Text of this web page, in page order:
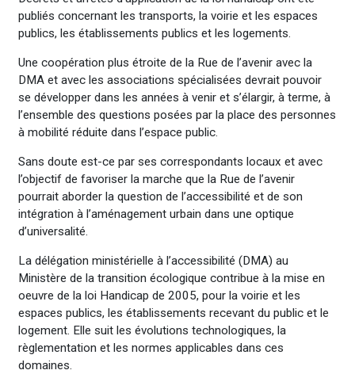
publiés concernant les transports, la voirie et les espaces
publics, les établissements publics et les logements.
Une coopération plus étroite de la Rue de l’avenir avec la
DMA et avec les associations spécialisées devrait pouvoir
se développer dans les années à venir et s’élargir, à terme, à
l’ensemble des questions posées par la place des personnes
à mobilité réduite dans l’espace public.
Sans doute est-ce par ses correspondants locaux et avec
l’objectif de favoriser la marche que la Rue de l’avenir
pourrait aborder la question de l’accessibilité et de son
intégration à l’aménagement urbain dans une optique
d’universalité.
La délégation ministérielle à l’accessibilité (DMA) au
Ministère de la transition écologique contribue à la mise en
oeuvre de la loi Handicap de 2005, pour la voirie et les
espaces publics, les établissements recevant du public et le
logement. Elle suit les évolutions technologiques, la
règlementation et les normes applicables dans ces
domaines.